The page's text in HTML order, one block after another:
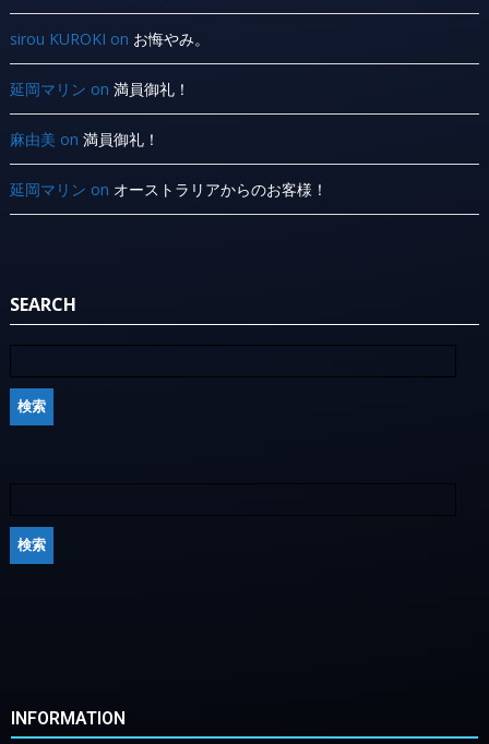
sirou KUROKI on お悔やみ。
延岡マリン on 満員御礼！
麻由美 on 満員御礼！
延岡マリン on オーストラリアからのお客様！
SEARCH
INFORMATION